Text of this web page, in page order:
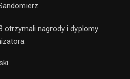
otrzymali nagrody i dyplomy